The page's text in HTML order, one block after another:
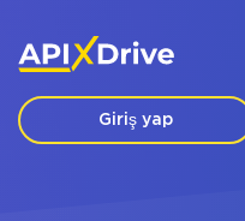
Giriş yap